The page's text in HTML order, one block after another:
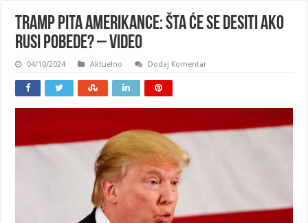
Tramp pita Amerikance: Šta će se desiti ako
Rusi pobede? – VIDEO
04/10/2024 Aktuelno Dodaj Komentar